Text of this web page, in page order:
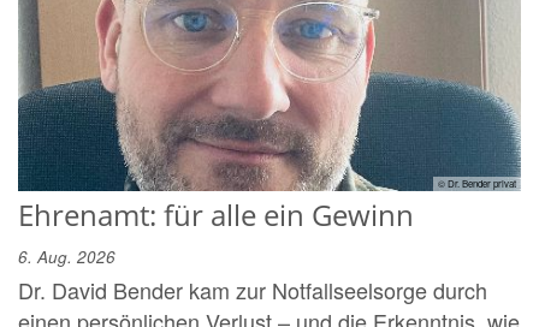
© Dr. Bender privat
Ehrenamt: für alle ein Gewinn
6. Aug. 2026
Dr. David Bender kam zur Notfallseelsorge durch